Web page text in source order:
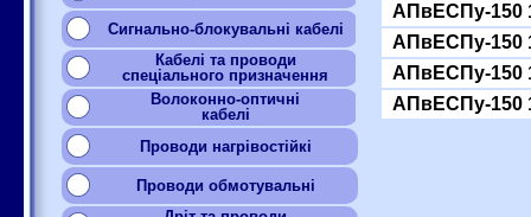
Сигнально-блокувальні кабелі
Кабелі та проводи
спеціального призначення
Волоконно-оптичні
кабелі
Проводи нагрівостійкі
Проводи обмотувальні
АПвЕСПу-150
АПвЕСПу-150
АПвЕСПу-150
АПвЕСПу-150